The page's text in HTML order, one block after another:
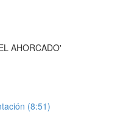
AHORCADO'
(8:51)